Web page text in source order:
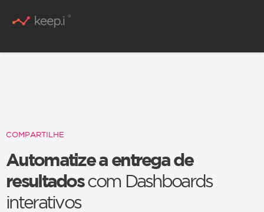
COMPARTILHE
Automatize a entrega de
resultadoscom Dashboards
interativos